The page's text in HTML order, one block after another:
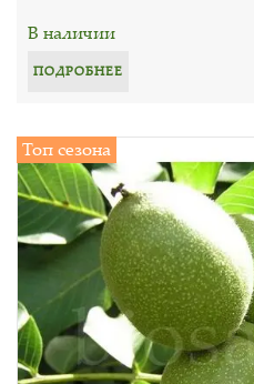
В наличии
ПОДРОБНЕЕ
Топ сезона